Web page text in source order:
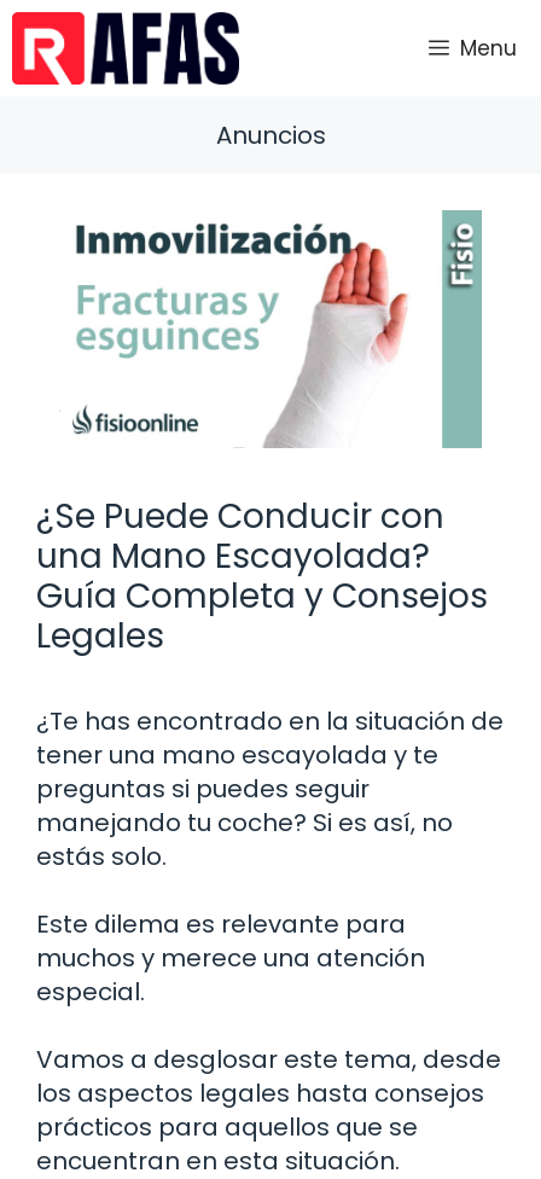
Saltar
contenido
Menu
Anuncios
¿Se Puede Conducir con
una Mano Escayolada?
Guía Completa y Consejos
Legales
¿Te has encontrado en la situación de
tener una mano escayolada y te
preguntas si puedes seguir
manejando tu coche? Si es así, no
estás solo.
Este dilema es relevante para
muchos y merece una atención
especial.
Vamos a desglosar este tema, desde
los aspectos legales hasta consejos
prácticos para aquellos que se
encuentran en esta situación.